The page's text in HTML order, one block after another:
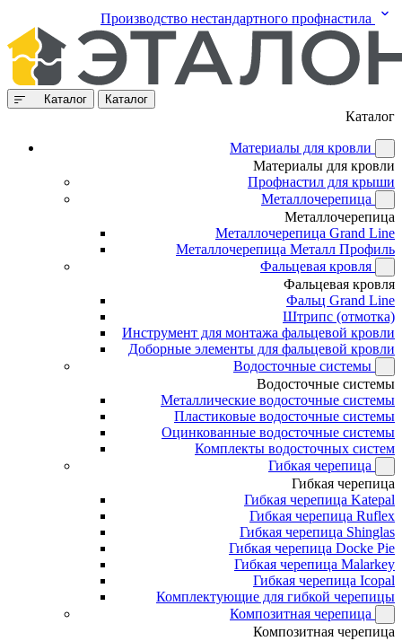
Производство нестандартного профнастила
Каталог Каталог
Каталог
Материалы для кровли
Материалы для кровли
Профнастил для крыши
Металлочерепица
Металлочерепица
Металлочерепица Grand Line
Металлочерепица Металл Профиль
Фальцевая кровля
Фальцевая кровля
Фальц Grand Line
Штрипс (отмотка)
Инструмент для монтажа фальцевой кровли
Доборные элементы для фальцевой кровли
Водосточные системы
Водосточные системы
Металлические водосточные системы
Пластиковые водосточные системы
Оцинкованные водосточные системы
Комплекты водосточных систем
Гибкая черепица
Гибкая черепица
Гибкая черепица Katepal
Гибкая черепица Ruflex
Гибкая черепица Shinglas
Гибкая черепица Docke Pie
Гибкая черепица Malarkey
Гибкая черепица Icopal
Комплектующие для гибкой черепицы
Композитная черепица
Композитная черепица